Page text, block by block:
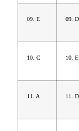
09. E 09. D
10. C 10. E
11. A 11. D